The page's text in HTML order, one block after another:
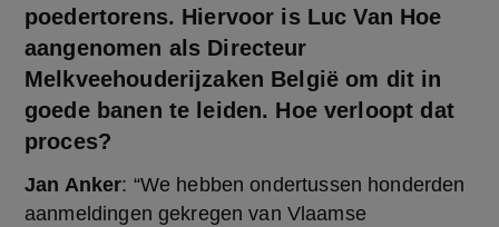
poedertorens. Hiervoor is Luc Van Hoe
aangenomen als Directeur
Melkveehouderijzaken België om dit in
goede banen te leiden. Hoe verloopt dat
proces?
Jan Anker: “We hebben ondertussen honderden
aanmeldingen gekregen van Vlaamse